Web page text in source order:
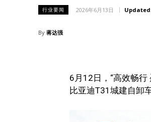
行业要闻 2026年6月13日
By 蒋达强
6月12日，“高效畅
比亚迪T31城建自卸